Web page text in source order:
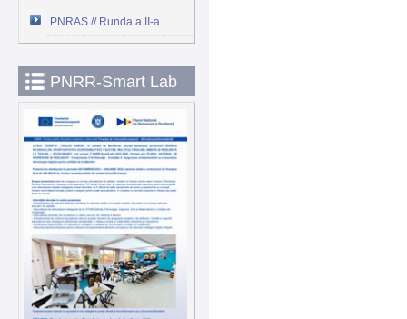
PNRAS // Runda a II-a
PNRR-Smart Lab